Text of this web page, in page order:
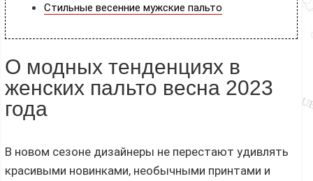
Стильные весенние мужские пальто
О модных тенденциях в
женских пальто весна 2023
года
В новом сезоне дизайнеры не перестают удивлять
красивыми новинками, необычными принтами и